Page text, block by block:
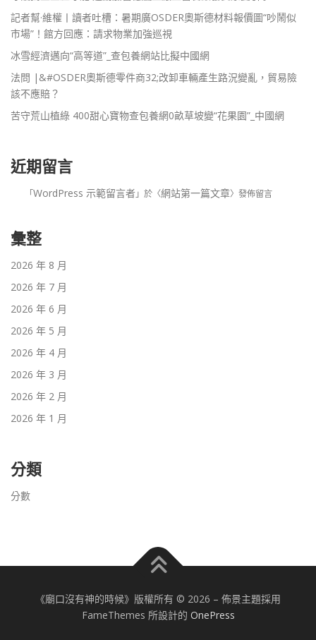
記者幫·維權丨讀者吐槽：暑期廣OSDER奧斯德材料報價圖“吵鬧似
市場”！館方回應：請求物業加強巡視
冰雪經濟邁向“高等道”_查包養網站比擬中國網
法問 |&#OSDER奧斯德零件商32;改卸車輛產生路況變亂，貿易險
該不應賠？
苦守荒山植綠 400甜心寶物查包養網0畝草坡變“花果園”_中國網
近期留言
「WordPress 示範留言者」於〈網站第一篇文章〉發佈留言
彙整
2026 年 8 月
2026 年 7 月
2026 年 6 月
2026 年 5 月
2026 年 4 月
2026 年 3 月
2026 年 2 月
2026 年 1 月
分類
分數
《廟口沒有神的時候》版權所有 © 2026 – 佈景主題採用
FameThemes 所設計的 OnePress